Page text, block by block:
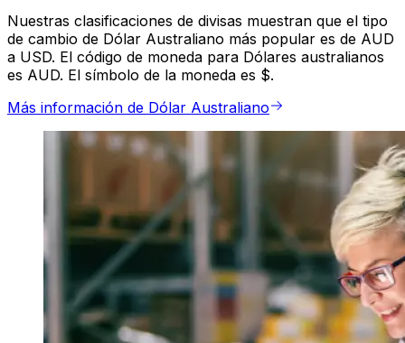
Nuestras clasificaciones de divisas muestran que el tipo
de cambio de Dólar Australiano más popular es de AUD
a USD. El código de moneda para Dólares australianos
es AUD. El símbolo de la moneda es $.
Más información de Dólar Australiano